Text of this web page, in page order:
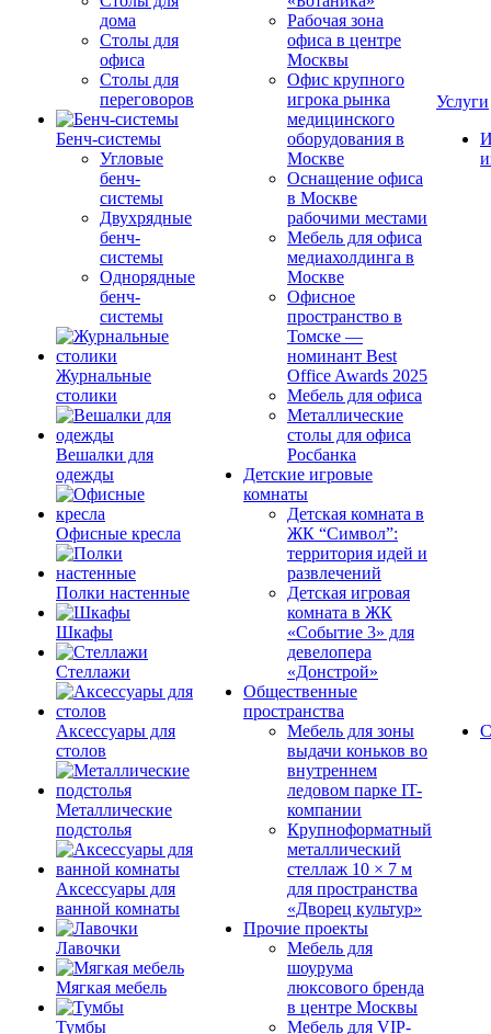
дома
Столы для
офиса
Столы для
переговоров
Бенч-системы
Угловые
бенч-
системы
Двухрядные
бенч-
системы
Однорядные
бенч-
системы
Журнальные
столики
Вешалки для
одежды
Офисные кресла
Полки настенные
Шкафы
Стеллажи
Аксессуары для
столов
Металлические
подстолья
Аксессуары для
ванной комнаты
Лавочки
Мягкая мебель
Тумбы
Рабочая зона
офиса в центре
Москвы
Офис крупного
игрока рынка
медицинского
оборудования в
Москве
Оснащение офиса
в Москве
рабочими местами
Мебель для офиса
медиахолдинга в
Москве
Офисное
пространство в
Томске —
номинант Best
Office Awards 2025
Мебель для офиса
Металлические
столы для офиса
Росбанка
Детские игровые
комнаты
Детская комната в
ЖК “Символ”:
территория идей и
развлечений
Детская игровая
комната в ЖК
«Событие 3» для
девелопера
«Донстрой»
Общественные
пространства
Мебель для зоны
выдачи коньков во
внутреннем
ледовом парке IT-
компании
Крупноформатный
металлический
стеллаж 10 × 7 м
для пространства
«Дворец культур»
Прочие проекты
Мебель для
шоурума
люксового бренда
в центре Москвы
Мебель для VIP-
Услуги